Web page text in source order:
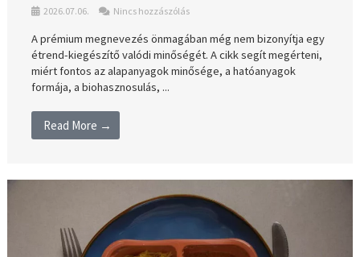
2026.07.06. Nincs hozzászólás
A prémium megnevezés önmagában még nem bizonyítja egy
étrend-kiegészítő valódi minőségét. A cikk segít megérteni,
miért fontos az alapanyagok minősége, a hatóanyagok
formája, a biohasznosulás, ...
Read More →